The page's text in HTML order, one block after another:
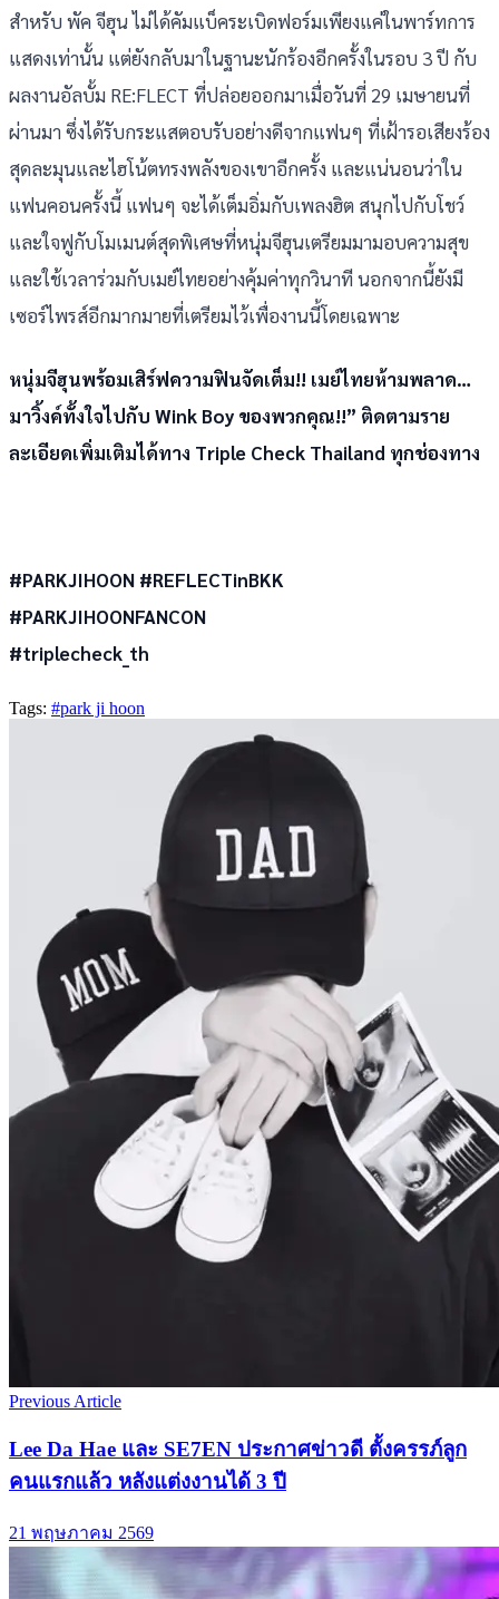
สำหรับ พัค จีฮุน ไม่ได้คัมแบ็คระเบิดฟอร์มเพียงแค่ในพาร์ทการ
แสดงเท่านั้น แต่ยังกลับมาในฐานะนักร้องอีกครั้งในรอบ 3 ปี กับ
ผลงานอัลบั้ม RE:FLECT ที่ปล่อยออกมาเมื่อวันที่ 29 เมษายนที่
ผ่านมา ซึ่งได้รับกระแสตอบรับอย่างดีจากแฟนๆ ที่เฝ้ารอเสียงร้อง
สุดละมุนและไฮโน้ตทรงพลังของเขาอีกครั้ง และแน่นอนว่าใน
แฟนคอนครั้งนี้ แฟนๆ จะได้เต็มอิ่มกับเพลงฮิต สนุกไปกับโชว์
และใจฟูกับโมเมนต์สุดพิเศษที่หนุ่มจีฮุนเตรียมมามอบความสุข
และใช้เวลาร่วมกับเมย์ไทยอย่างคุ้มค่าทุกวินาที นอกจากนี้ยังมี
เซอร์ไพรส์อีกมากมายที่เตรียมไว้เพื่องานนี้โดยเฉพาะ
หนุ่มจีฮุนพร้อมเสิร์ฟความฟินจัดเต็ม!! เมย์ไทยห้ามพลาด…
มาวิ้งค์ทั้งใจไปกับ Wink Boy ของพวกคุณ!!” ติดตามราย
ละเอียดเพิ่มเติมได้ทาง Triple Check Thailand ทุกช่องทาง
#PARKJIHOON #REFLECTinBKK
#PARKJIHOONFANCON
#triplecheck_th
Tags: #park ji hoon
Previous Article
Lee Da Hae และ SE7EN ประกาศข่าวดี ตั้งครรภ์ลูก
คนแรกแล้ว หลังแต่งงานได้ 3 ปี
21 พฤษภาคม 2569